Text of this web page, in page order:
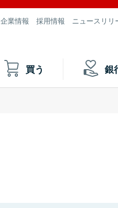
企業情報 採用情報 ニュースリリ
買う 銀